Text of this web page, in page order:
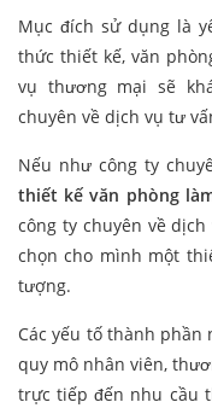
Mục đích sử dụng là
thức thiết kế, văn
vụ thương mại sẽ
chuyên về dịch vụ tư
Nếu như công ty
thiết kế văn phòng
công ty chuyên về
chọn cho mình một
tượng.
Các yếu tố thành
quy mô nhân viên,
trực tiếp đến nhu cầu